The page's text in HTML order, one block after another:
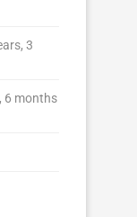
3
6 months